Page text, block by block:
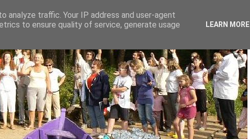
analyze traffic. Your IP address and user-agent
to ensure quality of service, generate usage
LEARN MORE